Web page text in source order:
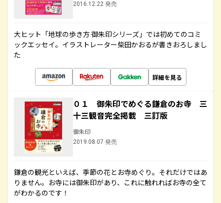
2016.12.22 発売
大ヒット「地球の歩き方 御朱印シリーズ」では初めてのコミ
ックエッセイ。イラストレーター柴田かおるが書きおろしまし
た
詳細を見る
０１ 御朱印でめぐる鎌倉のお寺 三
十三観音完全掲載 三訂版
御朱印
2019.08.07 発売
鎌倉の観光といえば、季節の花とお寺めぐり。それだけではあ
りません。お寺には御朱印があり、これに触れればお寺の全て
がわかるのです！